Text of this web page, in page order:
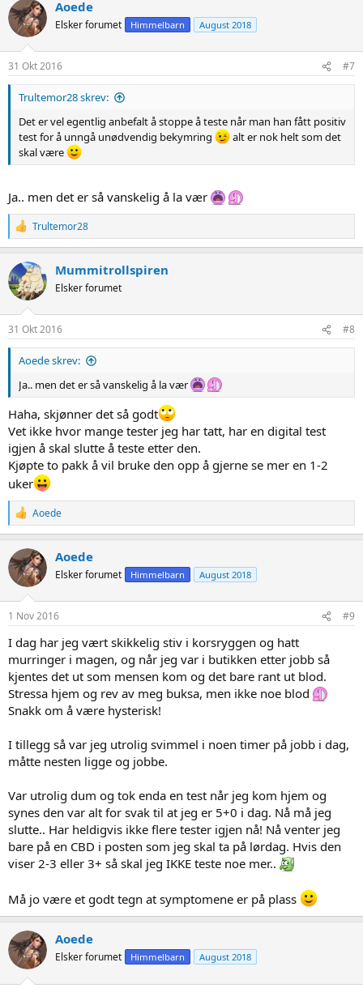
Aoede
Elsker forumet Himmelbarn August 2018
31 Okt 2016 #7
Trultemor28 skrev:
Det er vel egentlig anbefalt å stoppe å teste når man han fått positiv
test for å unngå unødvendig bekymring
alt er nok helt som det
skal være
Ja.. men det er så vanskelig å la vær
R
e
a
c
t
i
o
n
s
:
Trultemor28
Mummitrollspiren
Elsker forumet
31 Okt 2016 #8
Aoede skrev:
Ja.. men det er så vanskelig å la vær
Haha, skjønner det så godt
Vet ikke hvor mange tester jeg har tatt, har en digital test
igjen å skal slutte å teste etter den.
Kjøpte to pakk å vil bruke den opp å gjerne se mer en 1-2
uker
R
e
a
c
t
i
o
n
s
:
Aoede
Aoede
Elsker forumet Himmelbarn August 2018
1 Nov 2016 #9
I dag har jeg vært skikkelig stiv i korsryggen og hatt
murringer i magen, og når jeg var i butikken etter jobb så
kjentes det ut som mensen kom og det bare rant ut blod.
Stressa hjem og rev av meg buksa, men ikke noe blod
Snakk om å være hysterisk!
I tillegg så var jeg utrolig svimmel i noen timer på jobb i dag,
måtte nesten ligge og jobbe.
Var utrolig dum og tok enda en test når jeg kom hjem og
synes den var alt for svak til at jeg er 5+0 i dag. Nå må jeg
slutte.. Har heldigvis ikke flere tester igjen nå! Nå venter jeg
bare på en CBD i posten som jeg skal ta på lørdag. Hvis den
viser 2-3 eller 3+ så skal jeg IKKE teste noe mer..
Må jo være et godt tegn at symptomene er på plass
Aoede
Elsker forumet Himmelbarn August 2018